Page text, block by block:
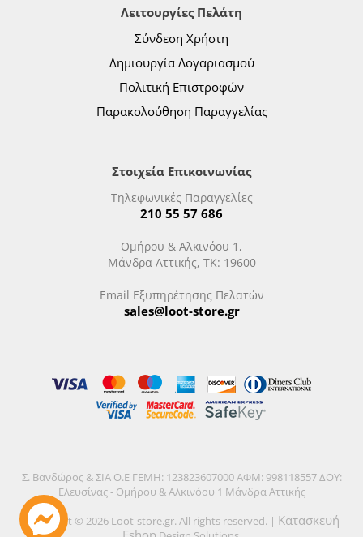
Λειτουργίες Πελάτη
Σύνδεση Χρήστη
Δημιουργία Λογαριασμού
Πολιτική Επιστροφών
Παρακολούθηση Παραγγελίας
Στοιχεία Επικοινωνίας
Τηλεφωνικές Παραγγελίες
210 55 57 686
Ομήρου & Αλκινόου 1,
Μάνδρα Αττικής, ΤΚ: 19600
Email Εξυπηρέτησης Πελατών
sales@loot-store.gr
Σ. Βανδώρος & ΣΙΑ Ο.Ε ΓΕΜΗ: 123823607000 ΑΦΜ: 998118557 ΔΟΥ:
Ελευσίνας - Ομήρου & Αλκινόου 1 Μάνδρα Αττικής
Copyright © 2026 Loot-store.gr. All rights reserved. | Κατασκευή